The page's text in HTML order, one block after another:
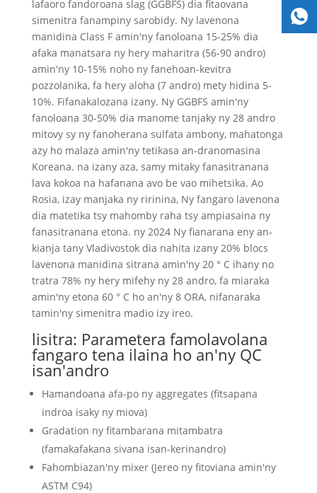
lafaoro fandoroana slag (GGBFS) dia fitaovana
simenitra fanampiny sarobidy. Ny lavenona
manidina Class F amin'ny fanoloana 15-25% dia
afaka manatsara ny hery maharitra (56-90 andro)
amin'ny 10-15% noho ny fanehoan-kevitra
pozzolanika, fa hery aloha (7 andro) mety hidina 5-
10%. Fifanakalozana izany. Ny GGBFS amin'ny
fanoloana 30-50% dia manome tanjaky ny 28 andro
mitovy sy ny fanoherana sulfata ambony, mahatonga
azy ho malaza amin'ny tetikasa an-dranomasina
Koreana. na izany aza, samy mitaky fanasitranana
lava kokoa na hafanana avo be vao mihetsika. Ao
Rosia, izay manjaka ny ririnina, Ny fangaro lavenona
dia matetika tsy mahomby raha tsy ampiasaina ny
fanasitranana etona. ny 2024 Ny fianarana eny an-
kianja tany Vladivostok dia nahita izany 20% blocs
lavenona manidina sitrana amin'ny 20 ° C ihany no
tratra 78% ny hery mifehy ny 28 andro, fa miaraka
amin'ny etona 60 ° C ho an'ny 8 ORA, nifanaraka
tamin'ny simenitra madio izy ireo.
lisitra: Parametera famolavolana
fangaro tena ilaina ho an'ny QC
isan'andro
Hamandoana afa-po ny aggregates (fitsapana
indroa isaky ny miova)
Gradation ny fitambarana mitambatra
(famakafakana sivana isan-kerinandro)
Fahombiazan'ny mixer (Jereo ny fitoviana amin'ny
ASTM C94)